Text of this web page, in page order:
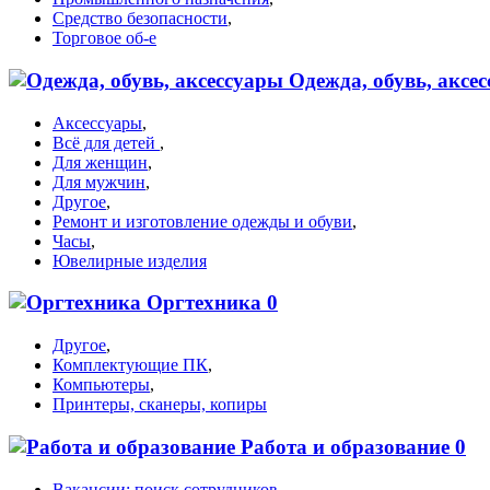
Средство безопасности,
Торговое об-е
Одежда, обувь,
Аксессуары,
Всё для детей ,
Для женщин,
Для мужчин,
Другое,
Ремонт и изготовление одежды и обуви,
Часы,
Ювелирные изделия
Оргтехника 0
Другое,
Комплектующие ПК,
Компьютеры,
Принтеры, сканеры, копиры
Работа и образование 0